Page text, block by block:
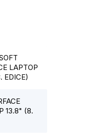
LAPTOP
EDICE)
13.8" (8.